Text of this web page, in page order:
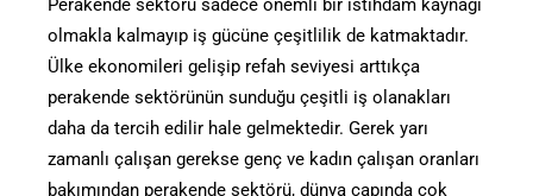
Perakende sektörü sadece önemli bir istihdam kaynağı
olmakla kalmayıp iş gücüne çeşitlilik de katmaktadır.
Ülke ekonomileri gelişip refah seviyesi arttıkça
perakende sektörünün sunduğu çeşitli iş olanakları
daha da tercih edilir hale gelmektedir. Gerek yarı
zamanlı çalışan gerekse genç ve kadın çalışan oranları
bakımından perakende sektörü, dünya çapında çok